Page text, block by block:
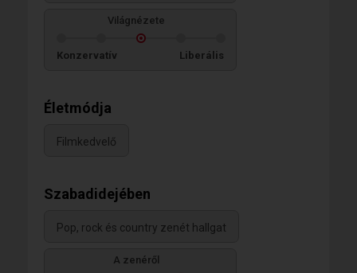
Világnézete
Konzervatív Liberális
Életmódja
Filmkedvelő
Szabadidejében
Pop, rock és country zenét hallgat
A zenéről